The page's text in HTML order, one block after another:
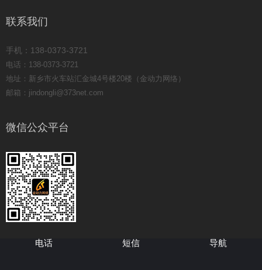
联系我们
手机：138-0373-3721
电话：138-0373-3721
地址：新乡市火车站汇金城4号楼20楼（金动力网络）
邮箱：jindongli@373net.com
微信公众平台
电话 短信 导航